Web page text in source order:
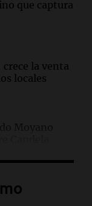
que captura
la venta
locales
Moyano